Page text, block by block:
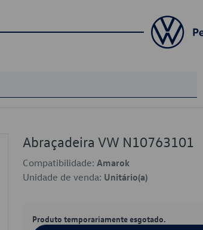
Abraçadeira VW N10763101
Compatibilidade: Amarok
Unidade de venda: Unitário(a)
Produto temporariamente esgotado.